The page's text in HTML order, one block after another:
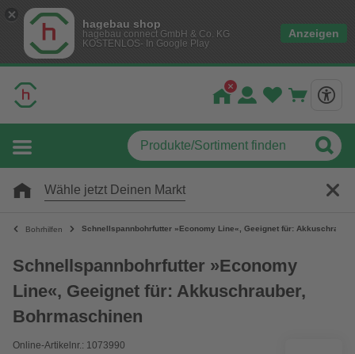
hagebau shop
hagebau connect GmbH & Co. KG
KOSTENLOS- In Google Play
Anzeigen
Wähle jetzt Deinen Markt
Bohrhilfen Schnellspannbohrfutter »Economy Line«, Geeignet für:
Schnellspannbohrfutter »Economy
Line«, Geeignet für: Akkuschrauber,
Bohrmaschinen
Online-Artikelnr.: 1073990